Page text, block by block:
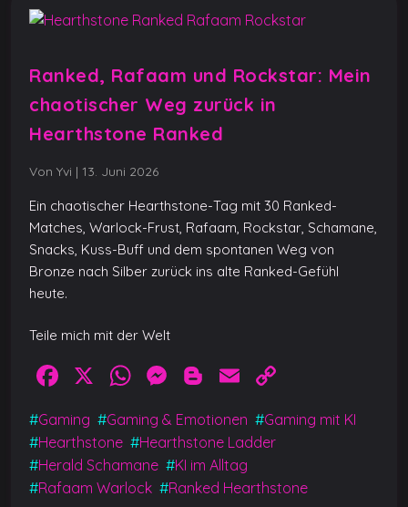
Ranked, Rafaam und Rockstar: Mein
chaotischer Weg zurück in
Hearthstone Ranked
Von Yvi | 13. Juni 2026
Ein chaotischer Hearthstone-Tag mit 30 Ranked-
Matches, Warlock-Frust, Rafaam, Rockstar, Schamane,
Snacks, Kuss-Buff und dem spontanen Weg von
Bronze nach Silber zurück ins alte Ranked-Gefühl
heute.
Teile mich mit der Welt
F
a
c
e
b
X
W
h
at
s
A
M
e
ss
e
n
Bl
o
g
g
er
E
m
ai
l
o
p
Li
#Gaming #Gaming & Emotionen #Gaming mit KI
#Hearthstone #Hearthstone Ladder
#Herald Schamane #KI im Alltag
#Rafaam Warlock #Ranked Hearthstone